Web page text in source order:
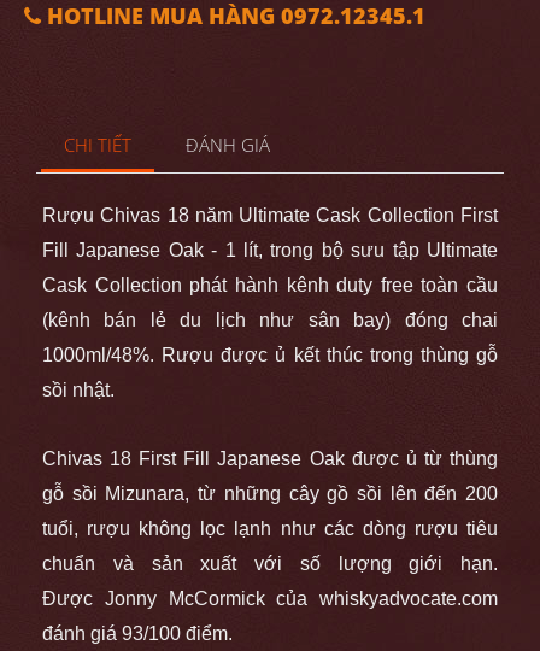
HOTLINE MUA HÀNG 0972.12345.1
CHI TIẾT ĐÁNH GIÁ
Rượu Chivas 18 năm Ultimate Cask Collection First
Fill Japanese Oak - 1 lít, trong bộ sưu tập Ultimate
Cask Collection phát hành kênh duty free toàn cầu
(kênh bán lẻ du lịch như sân bay) đóng chai
1000ml/48%. Rượu được ủ kết thúc trong thùng gỗ
sồi nhật.
Chivas 18 First Fill Japanese Oak được ủ từ thùng
gỗ sồi Mizunara, từ những cây gồ sồi lên đến 200
tuổi, rượu không lọc lạnh như các dòng rượu tiêu
chuẩn và sản xuất với số lượng giới hạn.
Được Jonny McCormick của whiskyadvocate.com
đánh giá 93/100 điểm.